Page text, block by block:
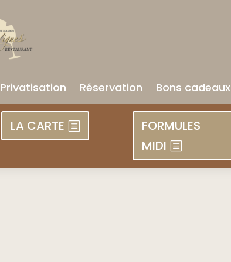
Privatisation Réservation Bons cadeaux
LA CARTE
FORMULES
MIDI